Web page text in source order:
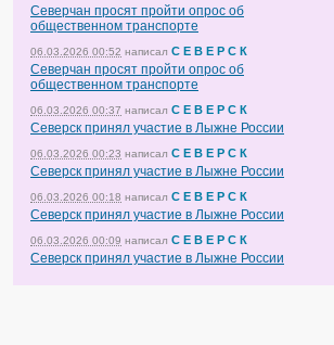
Северчан просят пройти опрос об
общественном транспорте
06.03.2026 00:52 написал С Е В Е Р С К
Северчан просят пройти опрос об
общественном транспорте
06.03.2026 00:37 написал С Е В Е Р С К
Северск принял участие в Лыжне России
06.03.2026 00:23 написал С Е В Е Р С К
Северск принял участие в Лыжне России
06.03.2026 00:18 написал С Е В Е Р С К
Северск принял участие в Лыжне России
06.03.2026 00:09 написал С Е В Е Р С К
Северск принял участие в Лыжне России